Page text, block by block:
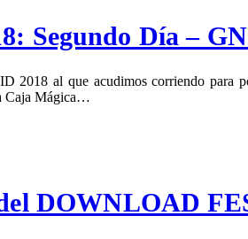
Segundo Día –
al que acudimos corriendo para
Caja Mágica…
DOWNLOAD